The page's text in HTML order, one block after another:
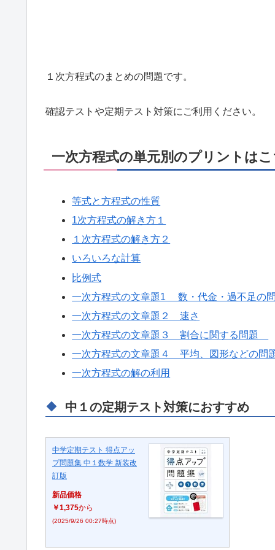
１次方程式のまとめの問題です。
確認テストや定期テスト対策にご利用ください。
一次方程式の単元別のプリントは
等式と方程式の性質
1次方程式の解き方１
１次方程式の解き方２
いろいろな計算
比例式
一次方程式の文章題1 数・代金・過不足の
一次方程式の文章題２ 速さ
一次方程式の文章題３ 割合に関する問題
一次方程式の文章題４ 平均、図形などの問
一次方程式の解の利用
中１の定期テスト対策におすすめ
中学定期テスト 得点アッ
プ問題集 中１数学 新装改
訂版
新品価格
￥1,375から
(2025/9/26 00:27時点)